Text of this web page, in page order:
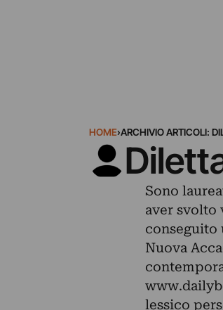
HOME›ARCHIVIO ARTICOLI:
Sono
aver svolto
conseguito
Nuova
lessico